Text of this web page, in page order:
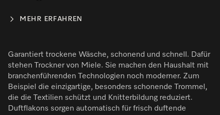
MEHR ERFAHREN
Garantiert trockene Wäsche, schonend und schnell. Dafür
stehen Trockner von Miele. Sie machen den Haushalt mit
branchenführenden Technologien noch moderner. Zum
Beispiel die einzigartige, besonders schonende Trommel,
die die Textilien schützt und Knitterbildung reduziert.
Duftflakons sorgen automatisch für frisch duftende